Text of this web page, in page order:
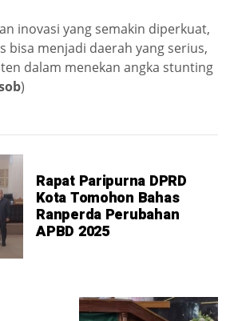
inovasi yang semakin diperkuat,
bisa menjadi daerah yang serius,
dalam menekan angka stunting
)
Rapat Paripurna DPRD
Kota Tomohon Bahas
Ranperda Perubahan
APBD 2025